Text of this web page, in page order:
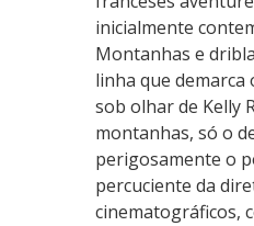
inicialmente
Montanhas e
linha que demarca
sob olhar de Kelly
montanhas, só o
perigosamente o
percuciente da
cinematográficos,